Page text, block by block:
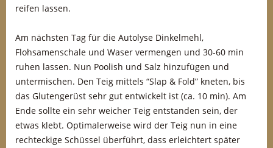
reifen lassen.
Am nächsten Tag für die Autolyse Dinkelmehl,
Flohsamenschale und Waser vermengen und 30-60 min
ruhen lassen. Nun Poolish und Salz hinzufügen und
untermischen. Den Teig mittels “Slap & Fold” kneten, bis
das Glutengerüst sehr gut entwickelt ist (ca. 10 min). Am
Ende sollte ein sehr weicher Teig entstanden sein, der
etwas klebt. Optimalerweise wird der Teig nun in eine
rechteckige Schüssel überführt, dass erleichtert später